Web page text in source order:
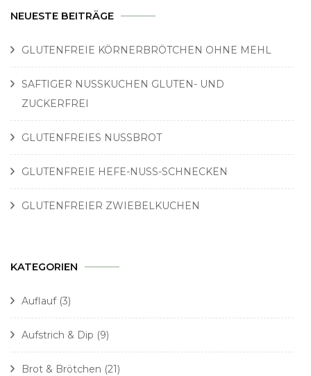
NEUESTE BEITRÄGE
GLUTENFREIE KÖRNERBRÖTCHEN OHNE MEHL
SAFTIGER NUSSKUCHEN GLUTEN- UND
ZUCKERFREI
GLUTENFREIES NUSSBROT
GLUTENFREIE HEFE-NUSS-SCHNECKEN
GLUTENFREIER ZWIEBELKUCHEN
KATEGORIEN
Auflauf(3)
Aufstrich & Dip (9)
Brot & Brötchen (21)